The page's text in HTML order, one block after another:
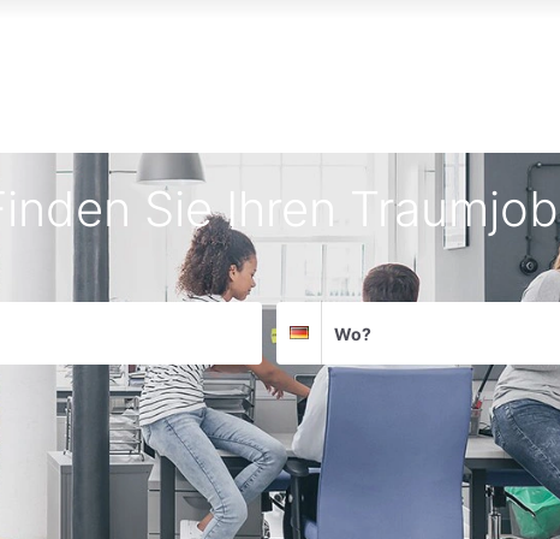
Sie Ihren Traumjob
Deutschland